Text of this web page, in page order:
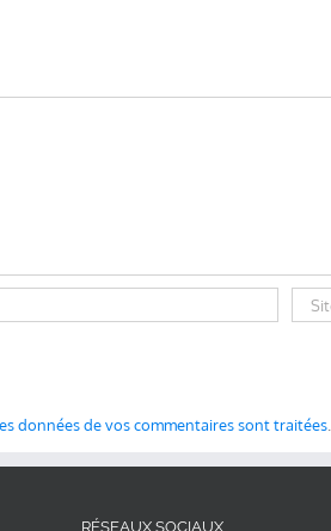
données de vos commentaires sont traitées
RÉSEAUX SOCIAUX